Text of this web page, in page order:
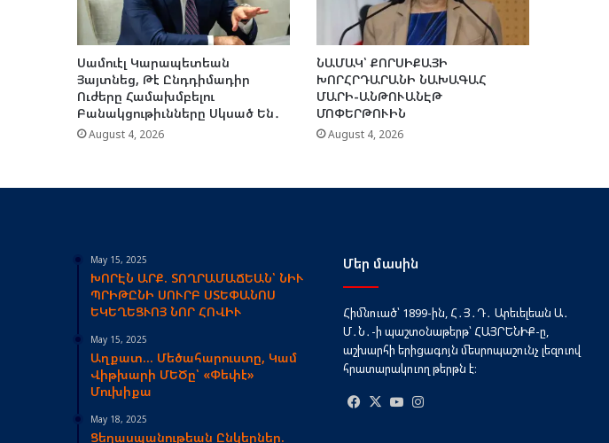
Սամուէլ Կարապետեան
Յայտնեց, Թէ Ընդդիմադիր
Ուժերը Համախմբելու
Բանակցութիւնները Սկսած Են․
August 4, 2026
ՆԱՄԱԿ՝ ՔՈՐՍԻՔԱՅԻ
ԽՈՐՀՐԴԱՐԱՆԻ ՆԱԽԱԳԱՀ
ՄԱՐԻ-ԱՆԹՈՒԱՆԷԹ
ՄՈՓԵՐԹՈՒԻՆ
August 4, 2026
May 15, 2025
ԽՈՐԷՆ ԱՐՔ. ՏՈՂՐԱՄԱՃԵԱՆ՝ ՆԻՒ
ՊՐԻԹԸՆԻ ՍՈՒՐԲ ՍՏԵՓԱՆՈՍ
ԵԿԵՂԵՑՒՈՅ ՆՈՐ ՀՈՎԻՒ
May 15, 2025
Աղքատ… Մեծահարուստը, Կամ
Վիթխարի ՄԵԾը՝ «Փեփէ»
Մուխիքա
May 18, 2025
Ցեղասպանութեան Ընկերներ.
Մեր մասին
Հիմնուած՝ 1899-ին, Հ․Յ․Դ․ Արեւելեան Ա․
Մ․Ն․-ի պաշտօնաթերթ՝ ՀԱՅՐԵՆԻՔ-ը,
աշխարհի երիցագոյն մեսրոպաշունչ լեզուով
հրատարակուող թերթն է։
Facebook
X YouTube